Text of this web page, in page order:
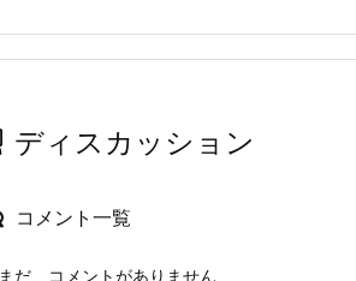
ディスカッション
コメント一覧
まだ、コメントがありません